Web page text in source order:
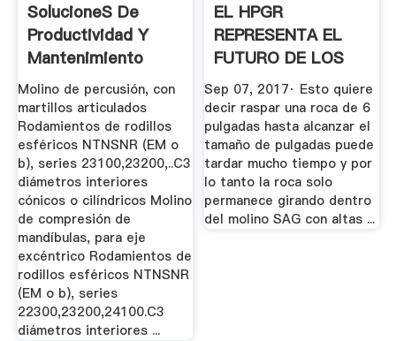
SolucioneS De
Productividad Y
Mantenimiento
Molino de percusión, con
martillos articulados
Rodamientos de rodillos
esféricos NTNSNR (EM o
b), series 23100,23200,..C3
diámetros interiores
cónicos o cilíndricos Molino
de compresión de
mandíbulas, para eje
excéntrico Rodamientos de
rodillos esféricos NTNSNR
(EM o b), series
22300,23200,24100.C3
diámetros interiores ...
EL HPGR
REPRESENTA EL
FUTURO DE LOS
EQUIPOS DE .
Sep 07, 2017· Esto quiere
decir raspar una roca de 6
pulgadas hasta alcanzar el
tamaño de pulgadas puede
tardar mucho tiempo y por
lo tanto la roca solo
permanece girando dentro
del molino SAG con altas ...